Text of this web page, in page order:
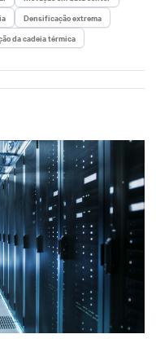
Densificação extrema
da cadeia térmica